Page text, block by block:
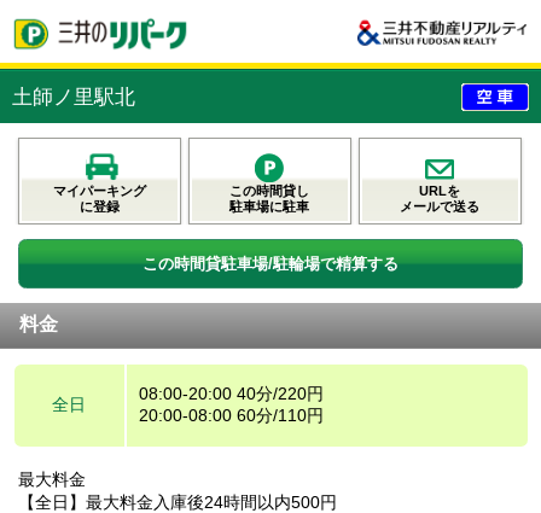
土師ノ里駅北
マイパーキング
に登録
この時間貸し
駐車場に駐車
URLを
メールで送る
この時間貸駐車場/駐輪場で精算する
料金
全日
08:00-20:00 40分/220円
20:00-08:00 60分/110円
最大料金
【全日】最大料金入庫後24時間以内500円